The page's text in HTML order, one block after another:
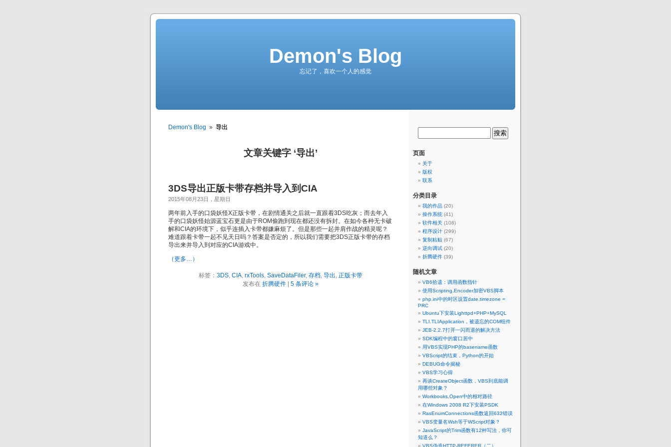
Demon's Blog
忘记了，喜欢一个人的感觉
Demon's Blog » 导出
文章关键字 ‘导出’
3DS导出正版卡带存档并导入到CIA
2015年08月23日，星期日
两年前入手的口袋妖怪X正版卡带，在剧情通关之后就一直跟着3DS吃灰；而去年入
手的口袋妖怪始源蓝宝石更是由于ROM偷跑到现在都还没有拆封。在如今各种无卡破
解和CIA的环境下，似乎连插入卡带都嫌麻烦了。但是那些一起并肩作战的精灵呢？
难道跟着卡带一起不见天日吗？答案是否定的，所以我们需要把3DS正版卡带的存档
导出来并导入到对应的CIA游戏中。
（更多…）
标签： 3DS, CIA, rxTools, SaveDataFiler, 存档, 导出, 正版卡带
发布在 折腾硬件 5 条评论 »
页面
关于
版权
联系
分类目录
我的作品 (20)
操作系统 (41)
软件相关 (108)
程序设计 (299)
复制粘贴 (67)
逆向调试 (20)
折腾硬件 (39)
随机文章
VB6拾遗：调用函数指针
使用Scripting.Encoder加密VBS脚本
php.ini中的时区设置date.timezone =
PRC
Ubuntu下安装Lighttpd+PHP+MySQL
TLI.TLIApplication，被遗忘的COM组件
JEB-2.2.7打开一闪而退的解决方法
SDK编程中的窗口居中
用VBS实现PHP的basename函数
VBScript的结束，Python的开始
DEBUG命令揭秘
VBS学习心得
再谈CreateObject函数，VBS到底能调
用哪些对象？
Workbooks.Open中的相对路径
在Windows 2008 R2下安装PSDK
RasEnumConnections函数返回632错误
VBS变量名Wsh等于WScript对象？
JavaScript的Trim函数有12种写法，你可
知道么？
VBS伪造HTTP-REFERER（二）